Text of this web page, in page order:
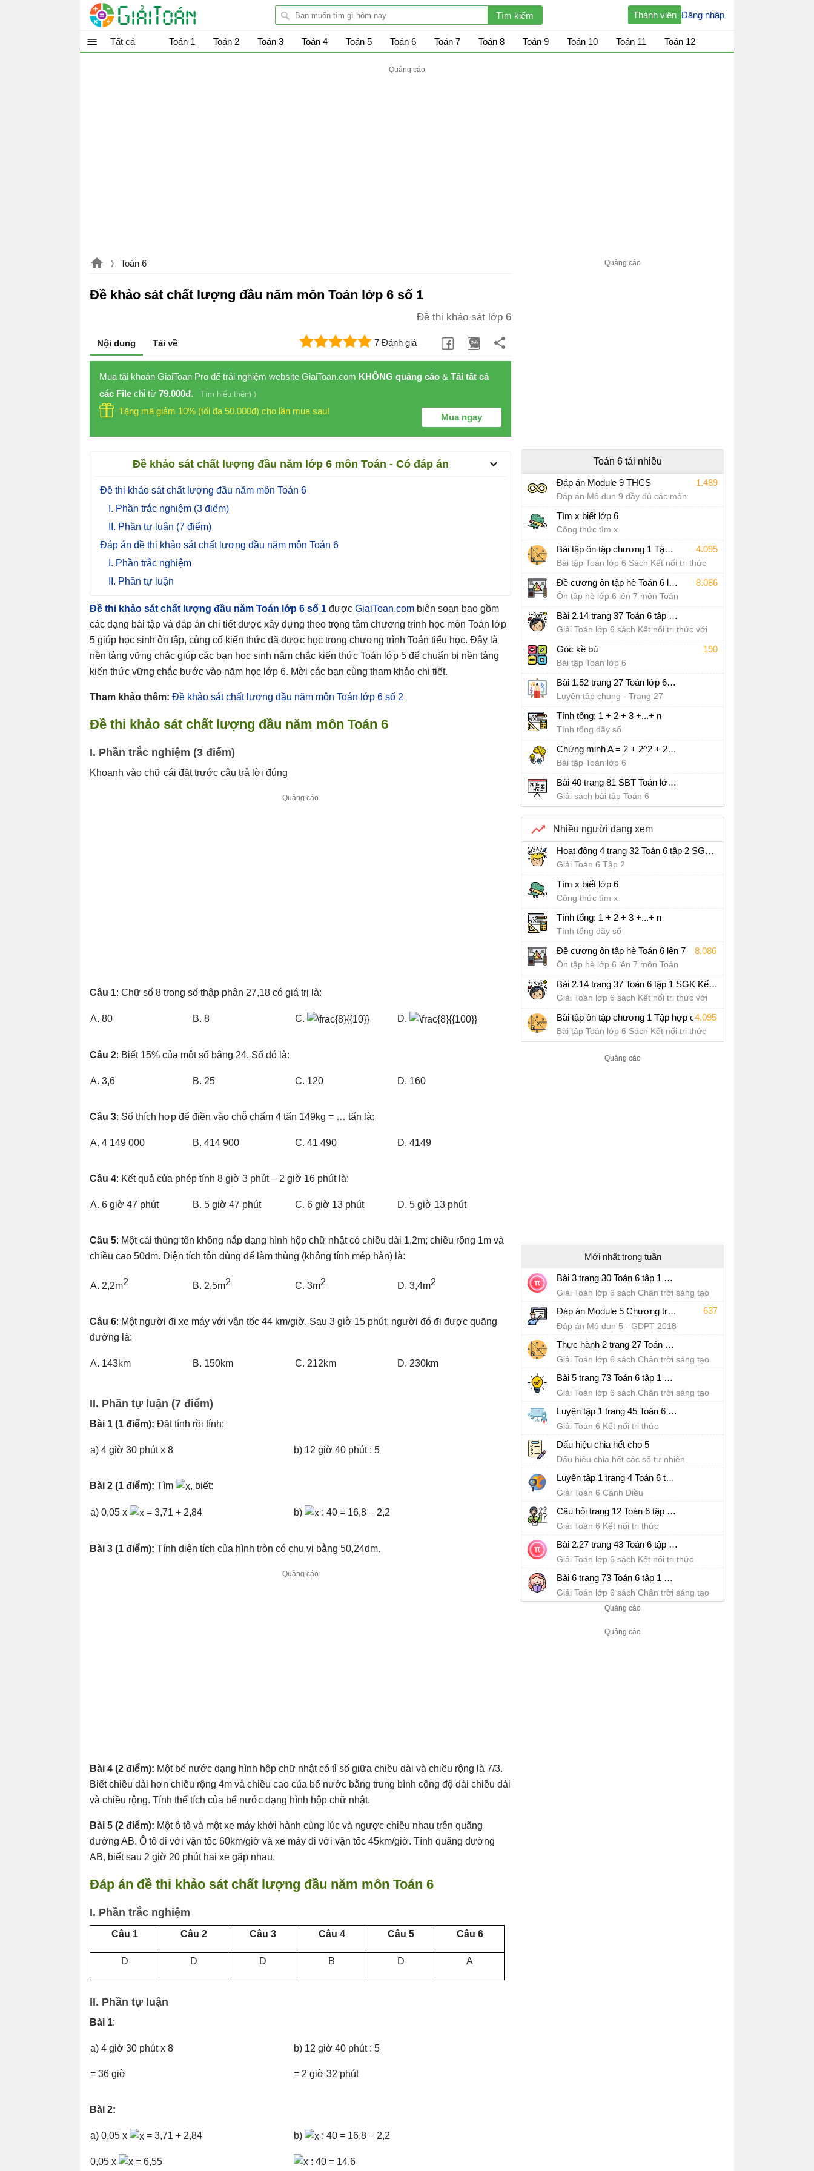
Đăng nhập
Thành viên
Tất cả Toán 1 Toán 2 Toán 3 Toán 4 Toán 5 Toán 6 Toán 7 Toán 8 Toán 9 Toán 10 Toán 11 Toán 12
Toán 6
Đề khảo sát chất lượng đầu năm môn Toán lớp 6 số 1
Đề thi khảo sát lớp 6
Nội dung Tải về 7 Đánh giá
Mua tài khoản GiaiToan Pro để trải nghiệm website GiaiToan.com KHÔNG quảng cáo & Tải tất cả
các File chỉ từ 79.000đ. Tìm hiểu thêm
Mua ngay
Tặng mã giảm 10% (tối đa 50.000đ) cho lần mua sau!
Đề khảo sát chất lượng đầu năm lớp 6 môn Toán - Có đáp án
Đề thi khảo sát chất lượng đầu năm môn Toán 6
I. Phần trắc nghiệm (3 điểm)
II. Phần tự luận (7 điểm)
Đáp án đề thi khảo sát chất lượng đầu năm môn Toán 6
I. Phần trắc nghiệm
II. Phần tự luận
Đề thi khảo sát chất lượng đầu năm Toán lớp 6 số 1 được GiaiToan.com biên soạn bao gồm
các dạng bài tập và đáp án chi tiết được xây dựng theo trọng tâm chương trình học môn Toán lớp
5 giúp học sinh ôn tập, củng cố kiến thức đã được học trong chương trình Toán tiểu học. Đây là
nền tảng vững chắc giúp các bạn học sinh nắm chắc kiến thức Toán lớp 5 để chuẩn bị nền tảng
kiến thức vững chắc bước vào năm học lớp 6. Mời các bạn cùng tham khảo chi tiết.
Tham khảo thêm: Đề khảo sát chất lượng đầu năm môn Toán lớp 6 số 2
Đề thi khảo sát chất lượng đầu năm môn Toán 6
I. Phần trắc nghiệm (3 điểm)
Khoanh vào chữ cái đặt trước câu trả lời đúng
Câu 1: Chữ số 8 trong số thập phân 27,18 có giá trị là:
A. 80 B. 8 C. D.
Câu 2: Biết 15% của một số bằng 24. Số đó là:
A. 3,6 B. 25 C. 120 D. 160
Câu 3: Số thích hợp để điền vào chỗ chấm 4 tấn 149kg = … tấn là:
A. 4 149 000 B. 414 900 C. 41 490 D. 4149
Câu 4: Kết quả của phép tính 8 giờ 3 phút – 2 giờ 16 phút là:
A. 6 giờ 47 phút B. 5 giờ 47 phút C. 6 giờ 13 phút D. 5 giờ 13 phút
Câu 5: Một cái thùng tôn không nắp dạng hình hộp chữ nhật có chiều dài 1,2m; chiều rộng 1m và
chiều cao 50dm. Diện tích tôn dùng để làm thùng (không tính mép hàn) là:
A. 2,2m2 B. 2,5m2 C. 3m2 D. 3,4m2
Câu 6: Một người đi xe máy với vận tốc 44 km/giờ. Sau 3 giờ 15 phút, người đó đi được quãng
đường là:
A. 143km B. 150km C. 212km D. 230km
II. Phần tự luận (7 điểm)
Bài 1 (1 điểm): Đặt tính rồi tính:
a) 4 giờ 30 phút x 8 b) 12 giờ 40 phút : 5
Bài 2 (1 điểm): Tìm , biết:
a) 0,05 x = 3,71 + 2,84 b) : 40 = 16,8 – 2,2
Bài 3 (1 điểm): Tính diện tích của hình tròn có chu vi bằng 50,24dm.
Bài 4 (2 điểm): Một bể nước dạng hình hộp chữ nhật có tỉ số giữa chiều dài và chiều rộng là 7/3.
Biết chiều dài hơn chiều rộng 4m và chiều cao của bể nước bằng trung bình cộng độ dài chiều dài
và chiều rộng. Tính thể tích của bể nước dạng hình hộp chữ nhật.
Bài 5 (2 điểm): Một ô tô và một xe máy khởi hành cùng lúc và ngược chiều nhau trên quãng
đường AB. Ô tô đi với vận tốc 60km/giờ và xe máy đi với vận tốc 45km/giờ. Tính quãng đường
AB, biết sau 2 giờ 20 phút hai xe gặp nhau.
Đáp án đề thi khảo sát chất lượng đầu năm môn Toán 6
I. Phần trắc nghiệm
Câu 1 Câu 2 Câu 3 Câu 4 Câu 5 Câu 6
D D D B D A
II. Phần tự luận
Bài 1:
a) 4 giờ 30 phút x 8
= 36 giờ
b) 12 giờ 40 phút : 5
= 2 giờ 32 phút
Bài 2:
a) 0,05 x = 3,71 + 2,84
0,05 x = 6,55
b) : 40 = 16,8 – 2,2
: 40 = 14,6
Toán 6 tải nhiều
Đáp án Module 9 THCS 1.489
Đáp án Mô đun 9 đầy đủ các môn
Tìm x biết lớp 6
Công thức tìm x
Bài tập ôn tập chương 1 Tập hợp các số tự nhiên Sách Kết nối tri thức với cuộc sống 4.095
Bài tập Toán lớp 6 Sách Kết nối tri thức
với cuộc sống
Đề cương ôn tập hè Toán 6 lên 7 8.086
Ôn tập hè lớp 6 lên 7 môn Toán
Bài 2.14 trang 37 Toán 6 tập 1 SGK Kết nối tri thức với cuộc sống
Giải Toán lớp 6 sách Kết nối tri thức với
cuộc sống
Góc kề bù 190
Bài tập Toán lớp 6
Bài 1.52 trang 27 Toán lớp 6 tập 1 SGK Kết nối tri thức với cuộc sống
Luyện tập chung - Trang 27
Tính tổng: 1 + 2 + 3 +...+ n
Tính tổng dãy số
Chứng minh A = 2 + 2^2 + 2^3 + 2^4 +…+ 2^97+ 2^98 + 2^99 chia hết cho 7
Bài tập Toán lớp 6
Bài 40 trang 81 SBT Toán lớp 6 - CD
Giải sách bài tập Toán 6
Nhiều người đang xem
Hoạt động 4 trang 32 Toán 6 tập 2 SGK Kết nối tri thức với cuộc sống
Giải Toán 6 Tập 2
Tìm x biết lớp 6
Công thức tìm x
Tính tổng: 1 + 2 + 3 +...+ n
Tính tổng dãy số
Đề cương ôn tập hè Toán 6 lên 7 8.086
Ôn tập hè lớp 6 lên 7 môn Toán
Bài 2.14 trang 37 Toán 6 tập 1 SGK Kết nối tri thức với cuộc sống
Giải Toán lớp 6 sách Kết nối tri thức với
Bài tập ôn tập chương 1 Tập hợp các số tự nhiên Sách Kết nối tri thức với cuộc sống
4.095
Bài tập Toán lớp 6 Sách Kết nối tri thức
với cuộc sống
Mới nhất trong tuần
Bài 3 trang 30 Toán 6 tập 1 SGK Chân trời sáng tạo
Giải Toán lớp 6 sách Chân trời sáng tạo
Đáp án Module 5 Chương trình tổng thể 637
Đáp án Mô đun 5 - GDPT 2018
Thực hành 2 trang 27 Toán 6 tập 1 SGK Chân trời sáng tạo
Giải Toán lớp 6 sách Chân trời sáng tạo
Bài 5 trang 73 Toán 6 tập 1 SGK Chân trời sáng tạo
Giải Toán lớp 6 sách Chân trời sáng tạo
Luyện tập 1 trang 45 Toán 6 tập 2 SGK Kết nối tri thức với cuộc sống
Giải Toán 6 Kết nối tri thức
Dấu hiệu chia hết cho 5
Dấu hiệu chia hết các số tự nhiên
Luyện tập 1 trang 4 Toán 6 tập 2 SGK Cánh Diều
Giải Toán 6 Cánh Diều
Câu hỏi trang 12 Toán 6 tập 2 SGK Kết nối tri thức với cuộc sống
Giải Toán 6 Kết nối tri thức
Bài 2.27 trang 43 Toán 6 tập 1 SGK Kết nối tri thức với cuộc sống
Giải Toán lớp 6 sách Kết nối tri thức
Bài 6 trang 73 Toán 6 tập 1 SGK Chân trời sáng tạo
Giải Toán lớp 6 sách Chân trời sáng tạo